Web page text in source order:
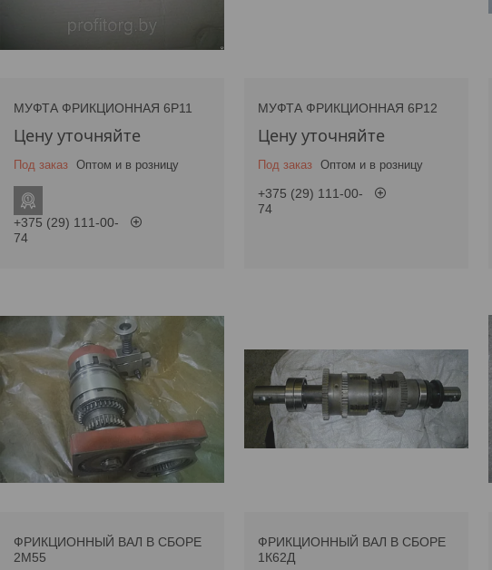
МУФТА ФРИКЦИОННАЯ 6Р11
Цену уточняйте
Под заказ Оптом и в розницу
+375 (29) 111-00-
74
МУФТА ФРИКЦИОННАЯ 6Р12
Цену уточняйте
Под заказ Оптом и в розницу
+375 (29) 111-00-
74
ФРИКЦИОННЫЙ ВАЛ В СБОРЕ
2М55
ФРИКЦИОННЫЙ ВАЛ В СБОРЕ
1К62Д